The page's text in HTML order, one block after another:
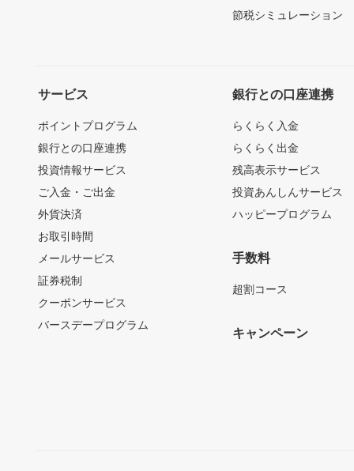
節税シミュレーション
サービス
ポイントプログラム
銀行との口座連携
投資情報サービス
ご入金・ご出金
外貨決済
お取引時間
メールサービス
証券税制
クーポンサービス
バースデープログラム
銀行との口座連携
らくらく入金
らくらく出金
残高表示サービス
投資あんしんサービス
ハッピープログラム
手数料
超割コース
キャンペーン